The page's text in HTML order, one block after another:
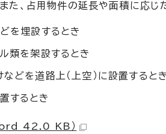
た、占用物件の延長や面積に応じ
を埋設するとき
類を架設するとき
どを道路上（上空）に設置すると
するとき
42.0 KB）